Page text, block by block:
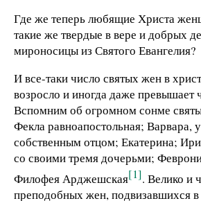
Где же теперь любящие Христа
такие же твердые в вере и добрых
мироносицы из Святого Евангелия?
И все-таки число святых жен в
возросло и иногда даже превышает
Вспомним об огромном сонме
Фекла равноапостольная; Варвара,
собственным отцом; Екатерина;
со своими тремя дочерьми;
Филофея Арджешская[1]. Велико и
преподобных жен, подвизавшихся